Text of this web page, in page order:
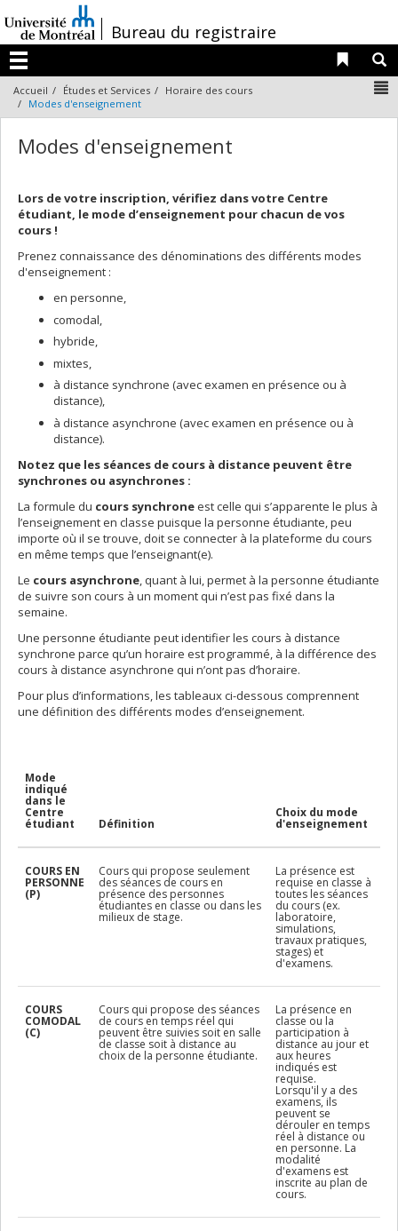
au
contenu
/Bureau du registraire
Menu
Liens
Accueil Études et Services
Horaire des cours
Modes d'enseignement
Modes d'enseignement
Lors de votre inscription, vérifiez dans votre Centre
étudiant, le mode d’enseignement pour chacun de vos
cours !
Prenez connaissance des dénominations des différents modes
d'enseignement :
en personne,
comodal,
hybride,
mixtes,
à distance synchrone (avec examen en présence ou à
distance),
à distance asynchrone (avec examen en présence ou à
distance).
Notez que les séances de cours à distance peuvent être
synchrones ou asynchrones :
La formule du cours synchroneest celle qui s’apparente le plus à
l’enseignement en classe puisque la personne étudiante, peu
importe où il se trouve, doit se connecter à la plateforme du cours
en même temps que l’enseignant(e).
Le cours asynchrone , quant à lui, permet à la personne étudiante
de suivre son cours à un moment qui n’est pas fixé dans la
semaine.
Une personne étudiante peut identifier les cours à distance
synchrone parce qu’un horaire est programmé, à la différence des
cours à distance asynchrone qui n’ont pas d’horaire.
Pour plus d’informations, les tableaux ci-dessous comprennent
une définition des différents modes d’enseignement.
Mode
indiqué
dans le
Centre
étudiant Définition
Choix du mode
d'enseignement
COURS EN
PERSONNE
(P)
Cours qui propose seulement
des séances de cours en
présence des personnes
étudiantes en classe ou dans les
milieux de stage.
La présence est
requise en classe à
toutes les séances
du cours (ex.
laboratoire,
simulations,
travaux pratiques,
stages) et
d'examens.
COURS
COMODAL
(C)
Cours qui propose des séances
de cours en temps réel qui
peuvent être suivies soit en salle
de classe soit à distance au
choix de la personne étudiante.
La présence en
classe ou la
participation à
distance au jour et
aux heures
indiqués est
requise.
Lorsqu'il y a des
examens, ils
peuvent se
dérouler en temps
réel à distance ou
en personne. La
modalité
d'examens est
inscrite au plan de
cours.